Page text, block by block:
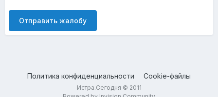
Отправить жалобу
Политика конфиденциальности Cookie-файлы
Истра.Сегодня © 2011